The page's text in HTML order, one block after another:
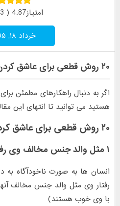
امتیاز4.87 ( 53 رای )
خرداد ۱۸, ۱۳۹۵
۲۰ روش قطعی برای عاشق کردن
اگر به دنبال راهکارهای مطمئن
هستید می توانید تا انتهای این
۲۰ روش قطعی برای عاشق کردن
۱ مثل والد جنس مخالف وی رفتار کنید:
انسان ها به صورت ناخودآگاه به
رفتار وی مثل والد جنس مخالف
با وی خوب هستند)